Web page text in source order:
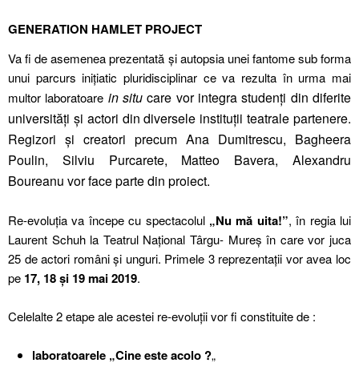
GENERATION HAMLET PROJECT
Va fi de asemenea prezentată și autopsia unei fantome sub forma
unui parcurs inițiatic pluridisciplinar ce va rezulta în urma mai
multor laboratoare in situ care vor integra studenți din diferite
universități și actori din diversele instituții teatrale partenere.
Regizori și creatori precum Ana Dumitrescu, Bagheera
Poulin, Silviu Purcarete, Matteo Bavera, Alexandru
Boureanu vor face parte din proiect.
Re-evoluția va începe cu spectacolul „Nu mă uita!”, în regia lui
Laurent Schuh la Teatrul Naţional Târgu- Mureș în care vor juca
25 de actori români și unguri. Primele 3 reprezentații vor avea loc
pe 17, 18 și 19 mai 2019.
Celelalte 2 etape ale acestei re-evoluții vor fi constituite de :
laboratoarele „Cine este acolo ?„